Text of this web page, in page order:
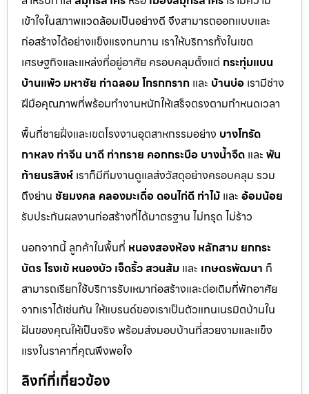
เข้าใจในสภาพแวดล้อมเป็นอย่างดี จึงสามารถออกแบบและ
ก่อสร้างได้อย่างแข็งแรงทนทาน เราให้บริการทั้งในเขต
เศรษฐกิจและแหล่งที่อยู่อาศัย ครอบคลุมตั้งแต่ กระทุ่มแบน
บ้านแพ้ว มหาชัย ท่าฉลอมโกรกกราก และ บ้านบ่อ เรามีช่าง
ฝีมือคุณภาพที่พร้อมทำงานหนักให้เสร็จตรงตามกำหนดเวลา
พื้นที่ชายฝั่งและเขตโรงงานอุตสาหกรรมอย่าง บางโทรัด
กาหลง ท่าจีน นาดี ท่าทราย คอกกระบือ บางน้ำจืด และ พัน
ท้ายนรสิงห์ เราก็มีทีมงานดูแลส่งวัสดุอย่างครอบคลุม รวม
ถึงย่าน ชัยมงคล คลองมะเดื่อ ดอนไก่ดี ท่าไม้ และ อ้อมน้อย
รับประกันผลงานก่อสร้างที่ได้มาตรฐาน ไม่ทรุด ไม่ร้าว
นอกจากนี้ ลูกค้าในพื้นที่ หนองสองห้อง หลักสามยกกระ
บัตรโรงเข้ หนองบัว เจ็ดริ้วสวนส้ม และ เกษตรพัฒนา ก็
สามารถเรียกใช้บริการรับเหมาก่อสร้างและต่อเติมที่พักอาศัย
จากเราได้เช่นกัน ให้แบรนด์ของเราเป็นตัวแทนเนรมิตบ้านใน
ฝันของคุณให้เป็นจริง พร้อมส่งมอบบ้านที่สวยงามและแข็ง
แรงในราคาที่คุณพึงพอใจ
ลิงก์ที่เกี่ยวข้อง